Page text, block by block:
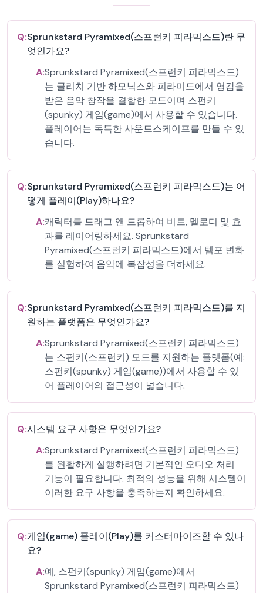
Q:Sprunkstard Pyramixed(스프런키 피라믹스드)란 무
엇인가요?
A:Sprunkstard Pyramixed(스프런키 피라믹스드)
는 글리치 기반 하모닉스와 피라미드에서 영감을
받은 음악 창작을 결합한 모드이며 스펀키
(spunky) 게임(game)에서 사용할 수 있습니다.
플레이어는 독특한 사운드스케이프를 만들 수 있
습니다.
Q:Sprunkstard Pyramixed(스프런키 피라믹스드)는 어
떻게 플레이(Play)하나요?
A:캐릭터를 드래그 앤 드롭하여 비트, 멜로디 및 효
과를 레이어링하세요. Sprunkstard
Pyramixed(스프런키 피라믹스드)에서 템포 변화
를 실험하여 음악에 복잡성을 더하세요.
Q:Sprunkstard Pyramixed(스프런키 피라믹스드)를 지
원하는 플랫폼은 무엇인가요?
A:Sprunkstard Pyramixed(스프런키 피라믹스드)
는 스펀키(스프런키) 모드를 지원하는 플랫폼(예:
스펀키(spunky) 게임(game))에서 사용할 수 있
어 플레이어의 접근성이 넓습니다.
Q:시스템 요구 사항은 무엇인가요?
A:Sprunkstard Pyramixed(스프런키 피라믹스드)
를 원활하게 실행하려면 기본적인 오디오 처리
기능이 필요합니다. 최적의 성능을 위해 시스템이
이러한 요구 사항을 충족하는지 확인하세요.
Q:게임(game) 플레이(Play)를 커스터마이즈할 수 있나
요?
A:예, 스펀키(spunky) 게임(game)에서
Sprunkstard Pyramixed(스프런키 피라믹스드)